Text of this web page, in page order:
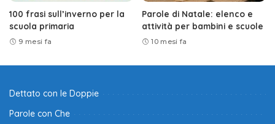
100 frasi sull’inverno per la
scuola primaria
9 mesi fa
Parole di Natale: elenco e
attività per bambini e scuole
10 mesi fa
Dettato con le Doppie
Parole con Che